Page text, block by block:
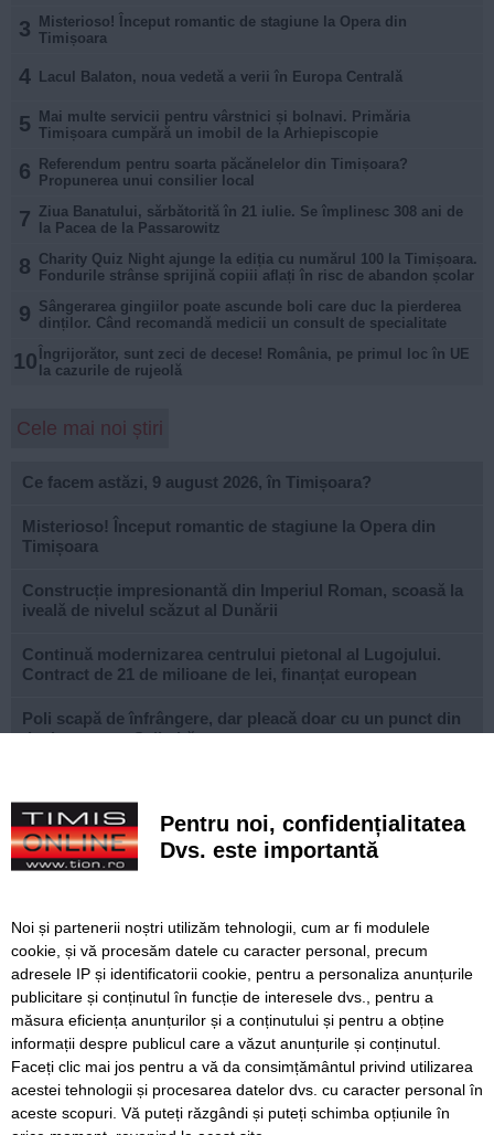
3
Misterioso! Început romantic de stagiune la Opera din
Timișoara
4 Lacul Balaton, noua vedetă a verii în Europa Centrală
5
Mai multe servicii pentru vârstnici și bolnavi. Primăria
Timișoara cumpără un imobil de la Arhiepiscopie
6
Referendum pentru soarta păcănelelor din Timișoara?
Propunerea unui consilier local
7 Ziua Banatului, sărbătorită în 21 iulie. Se împlinesc 308 ani de
la Pacea de la Passarowitz
8 Charity Quiz Night ajunge la ediția cu numărul 100 la Timișoara.
Fondurile strânse sprijină copiii aflați în risc de abandon școlar
9 Sângerarea gingiilor poate ascunde boli care duc la pierderea
dinților. Când recomandă medicii un consult de specialitate
10 Îngrijorător, sunt zeci de decese! România, pe primul loc în UE
la cazurile de rujeolă
Cele mai noi știri
Ce facem astăzi, 9 august 2026, în Timișoara?
Misterioso! Început romantic de stagiune la Opera din
Timișoara
Construcție impresionantă din Imperiul Roman, scoasă la
iveală de nivelul scăzut al Dunării
Continuă modernizarea centrului pietonal al Lugojului.
Contract de 21 de milioane de lei, finanțat european
Poli scapă de înfrângere, dar pleacă doar cu un punct din
deplasarea cu Șelimbăr
privat inițiativei Primăriei Timișoara
„Recidivă” la baza sportivă din Dacia. Primăria a ridicat
niște echipamente amplasate ilegal
Ce facem astăzi, 8 august 2026, în Timișoara?
Cum arată televizorul care schimbă serile de acasă, fără
complicații
SERVICII Redactia Folosinta Cookie-urilor
Pentru noi, confidențialitatea
Dvs. este importantă
Noi și partenerii noștri utilizăm tehnologii, cum ar fi modulele
cookie, și vă procesăm datele cu caracter personal, precum
adresele IP și identificatorii cookie, pentru a personaliza anunțurile
publicitare și conținutul în funcție de interesele dvs., pentru a
măsura eficiența anunțurilor și a conținutului și pentru a obține
informații despre publicul care a văzut anunțurile și conținutul.
Faceți clic mai jos pentru a vă da consimțământul privind utilizarea
acestei tehnologii și procesarea datelor dvs. cu caracter personal în
aceste scopuri. Vă puteți răzgândi și puteți schimba opțiunile în